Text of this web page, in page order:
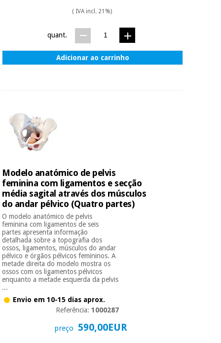
( IVA incl. 21%)
quant.
Adicionar ao carrinho
Modelo anatómico de pelvis
feminina com ligamentos e secção
média sagital através dos músculos
do andar pélvico (Quatro partes)
O modelo anatómico de pelvis
feminina com ligamentos de seis
partes apresenta informação
detalhada sobre a topografia dos
ossos, ligamentos, músculos do andar
pélvico e órgãos pélvicos femininos. A
metade direita do modelo mostra os
ossos com os ligamentos pélvicos
enquanto a metade esquerda da pelvis
...
Envio em 10-15 dias aprox.
Referência:1000287
preço 590,00EUR